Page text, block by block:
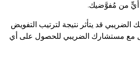
أيٍّ من مُفوَّضيك.
قد يتأثر نتيجة لترتيب التفويض
مع مستشارك الضريبي للحصول على أي